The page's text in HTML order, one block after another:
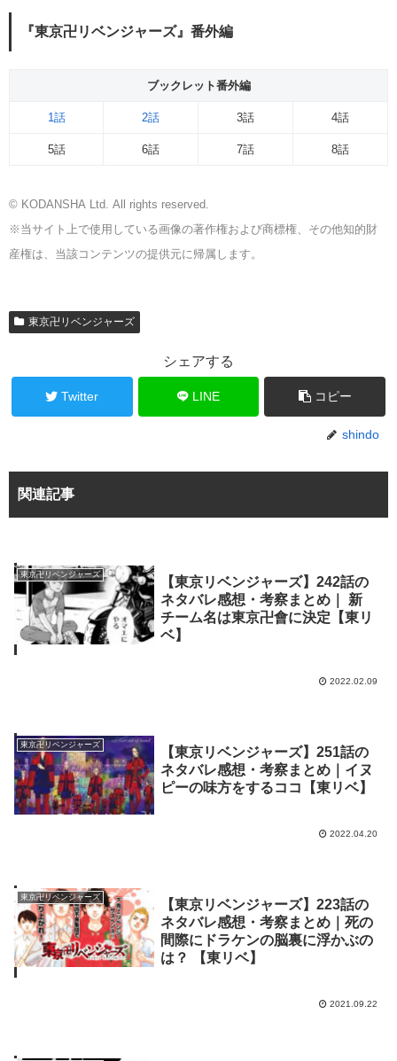
『東京卍リベンジャーズ』番外編
ブックレット番外編
1話 2話 3話 4話
5話 6話 7話 8話
© KODANSHA Ltd. All rights reserved.
※当サイト上で使用している画像の著作権および商標権、その他知的財
産権は、当該コンテンツの提供元に帰属します。
東京卍リベンジャーズ
シェアする
Twitter LINE コピー
shindo
関連記事
東京卍リベンジャーズ
【東京リベンジャーズ】242話の
ネタバレ感想・考察まとめ｜ 新
チーム名は東京卍會に決定【東リ
ベ】
2022.02.09
東京卍リベンジャーズ
【東京リベンジャーズ】251話の
ネタバレ感想・考察まとめ｜イヌ
ピーの味方をするココ【東リベ】
2022.04.20
東京卍リベンジャーズ
【東京リベンジャーズ】223話の
ネタバレ感想・考察まとめ｜死の
間際にドラケンの脳裏に浮かぶの
は？ 【東リベ】
2021.09.22